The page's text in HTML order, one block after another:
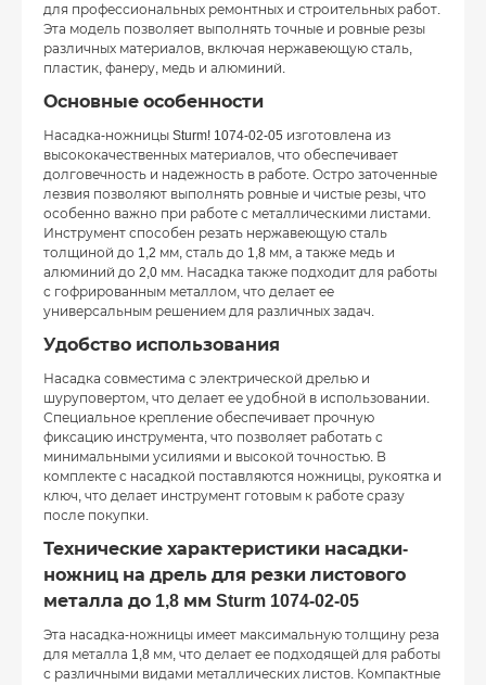
для профессиональных ремонтных и строительных работ.
Эта модель позволяет выполнять точные и ровные резы
различных материалов, включая нержавеющую сталь,
пластик, фанеру, медь и алюминий.
Основные особенности
Насадка-ножницы Sturm! 1074-02-05 изготовлена из
высококачественных материалов, что обеспечивает
долговечность и надежность в работе. Остро заточенные
лезвия позволяют выполнять ровные и чистые резы, что
особенно важно при работе с металлическими листами.
Инструмент способен резать нержавеющую сталь
толщиной до 1,2 мм, сталь до 1,8 мм, а также медь и
алюминий до 2,0 мм. Насадка также подходит для работы
с гофрированным металлом, что делает ее
универсальным решением для различных задач.
Удобство использования
Насадка совместима с электрической дрелью и
шуруповертом, что делает ее удобной в использовании.
Специальное крепление обеспечивает прочную
фиксацию инструмента, что позволяет работать с
минимальными усилиями и высокой точностью. В
комплекте с насадкой поставляются ножницы, рукоятка и
ключ, что делает инструмент готовым к работе сразу
после покупки.
Технические характеристики насадки-
ножниц на дрель для резки листового
металла до 1,8 мм Sturm 1074-02-05
Эта насадка-ножницы имеет максимальную толщину реза
для металла 1,8 мм, что делает ее подходящей для работы
с различными видами металлических листов. Компактные